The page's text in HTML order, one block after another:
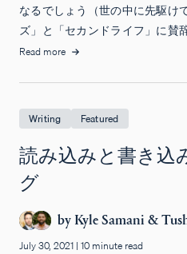
なるでしょう（世の中に先駆け
ズ」と「セカンドライフ」に賛
Read more
Writing Featured
読み込みと書き込
グ
by Kyle Samani &
July 30, 2021 | 10 minute read